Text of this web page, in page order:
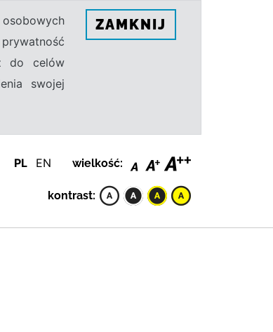
do celów
swojej
ZAMKNIJ
PL EN wielkość:
kontrast: